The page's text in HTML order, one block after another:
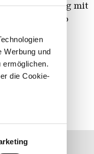
Werbung und
ermöglichen.
die Cookie-
thematisch eng mit
als ebenso